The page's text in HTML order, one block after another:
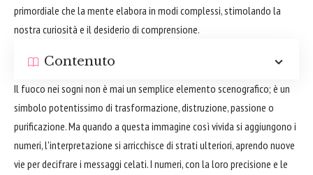
primordiale che la mente elabora in modi complessi, stimolando la
nostra curiosità e il desiderio di comprensione.
Contenuto
Il fuoco nei sogni non è mai un semplice elemento scenografico; è un
simbolo potentissimo di trasformazione, distruzione, passione o
purificazione. Ma quando a questa immagine così vivida si aggiungono i
numeri, l'interpretazione si arricchisce di strati ulteriori, aprendo nuove
vie per decifrare i messaggi celati. I numeri, con la loro precisione e le